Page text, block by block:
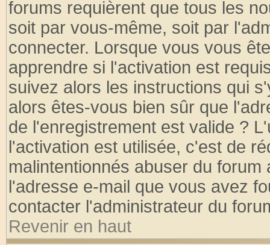
forums requièrent que tous les
soit par vous-même, soit par
connecter. Lorsque vous vous
apprendre si l'activation est
suivez alors les instructions qui
alors êtes-vous bien sûr que
de l'enregistrement est valide ?
l'activation est utilisée, c'est de
malintentionnés abuser du
l'adresse e-mail que vous avez
contacter l'administrateur du
Revenir en haut